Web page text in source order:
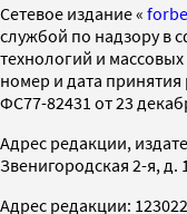
Cетевое издание «
службой по надзору в
технологий и
номер и дата
ФС77-82431 от 23
Адрес редакции,
Звенигородская 2-я, д.
Адрес редакции: